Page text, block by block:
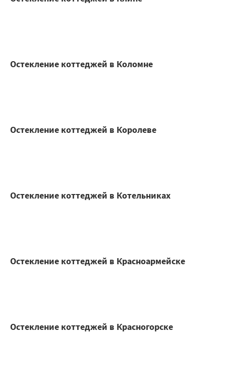
Остекление коттеджей в Коломне
Остекление коттеджей в Королеве
Остекление коттеджей в Котельниках
Остекление коттеджей в Красноармейске
Остекление коттеджей в Красногорске